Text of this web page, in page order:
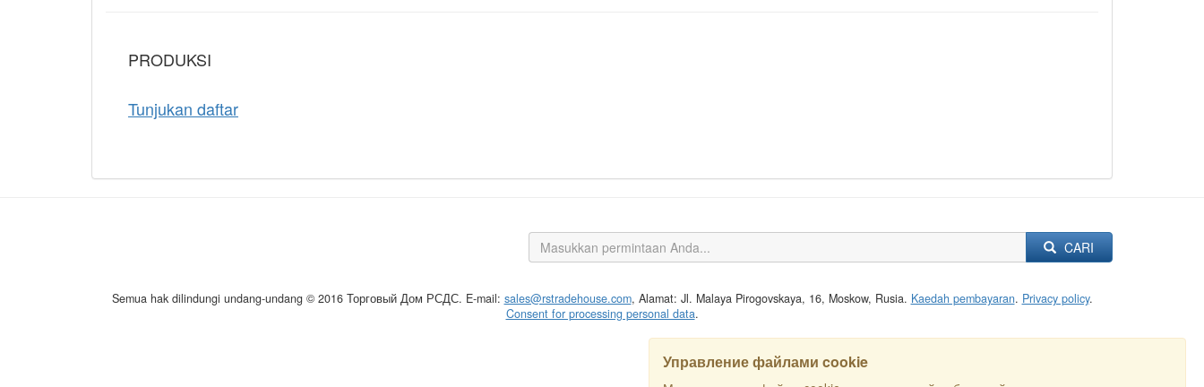
PRODUKSI
Tunjukan daftar
Управление файлами cookie
CARI
Semua hak dilindungi undang-undang © 2016 Торговый Дом РСДС. E-mail: sales@rstradehouse.com, Alamat: Jl. Malaya Pirogovskaya, 16, Moskow, Rusia. Kaedah pembayaran. Privacy policy.
Consent for processing personal data.